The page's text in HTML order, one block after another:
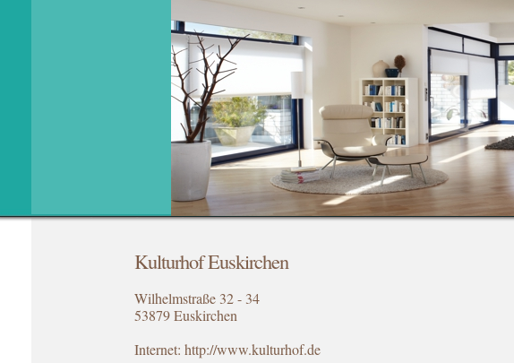
Kulturhof Euskirchen
Wilhelmstraße 32 - 34
53879 Euskirchen
Internet: http://www.kulturhof.de